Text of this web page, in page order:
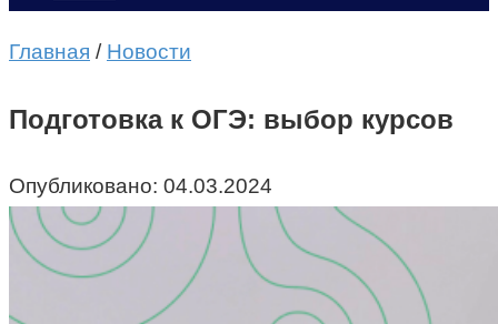
Главная / Новости
Подготовка к ОГЭ: выбор курсов
Опубликовано: 04.03.2024